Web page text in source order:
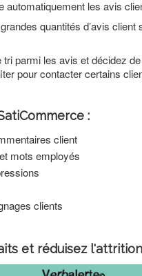
automatiquement les avis
quantités d’avis client
parmi les avis et décidez
pour contacter certains
:
client
mots employés
clients
et réduisez